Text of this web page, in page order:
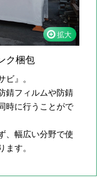
ク梱包
ビ』。
錆フィルムや防錆
時に行うことがで
、幅広い分野で使
ます。